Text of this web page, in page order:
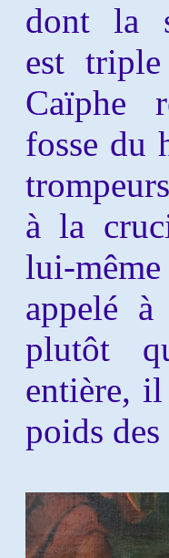
dont la
est
Caïphe
fosse du
à la
lui-
appelé
plutôt
entière,
poids